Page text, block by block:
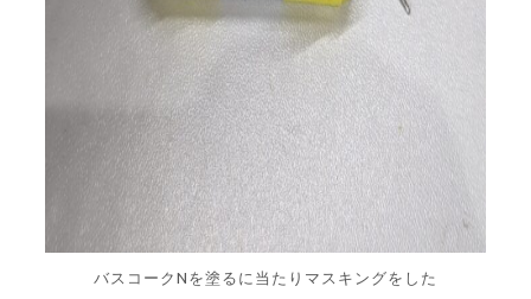
バスコークNを塗るに当たりマスキングをした